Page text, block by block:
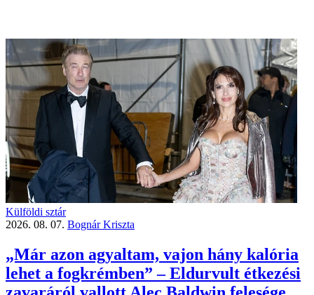
Külföldi sztár
2026. 08. 07. Bognár Kriszta
„Már azon agyaltam, vajon hány kalória
lehet a fogkrémben” – Eldurvult étkezési